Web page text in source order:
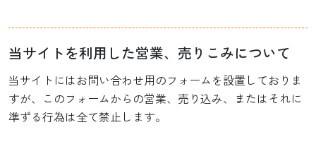
当サイトを利用した営業、売りこみについて
当サイトにはお問い合わせ用のフォームを設置しておりま
すが、このフォームからの営業、売り込み、またはそれに
準ずる行為は全て禁止します。